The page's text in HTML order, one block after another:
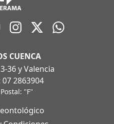
CUENCA
36 y Valencia
2863904
"F"